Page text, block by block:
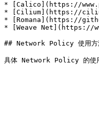
* [Calico](https://
* [Cilium](https://
* [Romana](https://
* [Weave Net](https://
## Network Policy 使用方